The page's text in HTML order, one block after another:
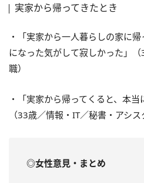
実家から帰ってきたとき
・「実家から一人暮らしの家に
になった気がして寂しかった」
職）
・「実家から帰ってくると、本当
（33歳／情報・IT／秘書・アシス
◎女性意見・まとめ